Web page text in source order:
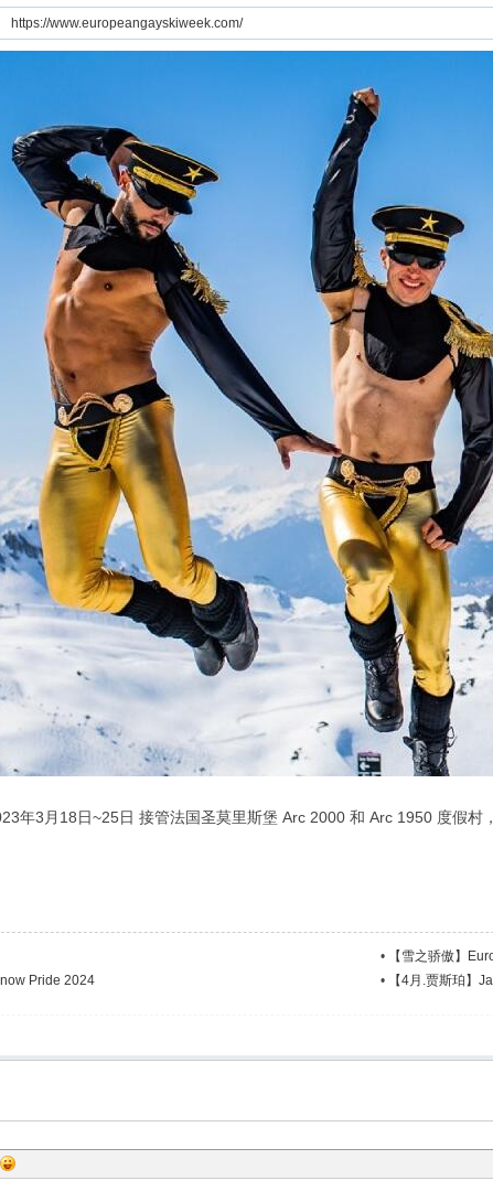
https://www.europeangayskiweek.com/
年3月18日~25日 接管法国圣莫里斯堡 Arc 2000 和 Arc 1950 度假村
•
【雪之骄傲】
Pride 2024 • 【4月.贾斯珀】